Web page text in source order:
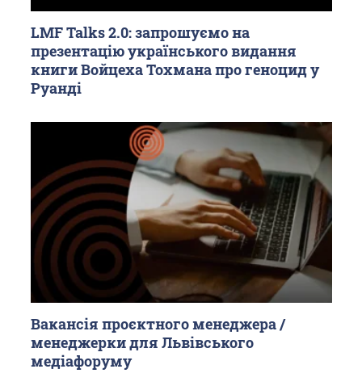
LMF Talks 2.0: запрошуємо на
презентацію українського видання
книги Войцеха Тохмана про геноцид у
Руанді
Вакансія проєктного менеджера /
менеджерки для Львівського
медіафоруму